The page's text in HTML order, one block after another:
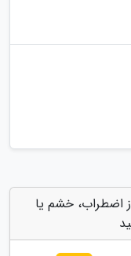
اضطراب، خشم یا